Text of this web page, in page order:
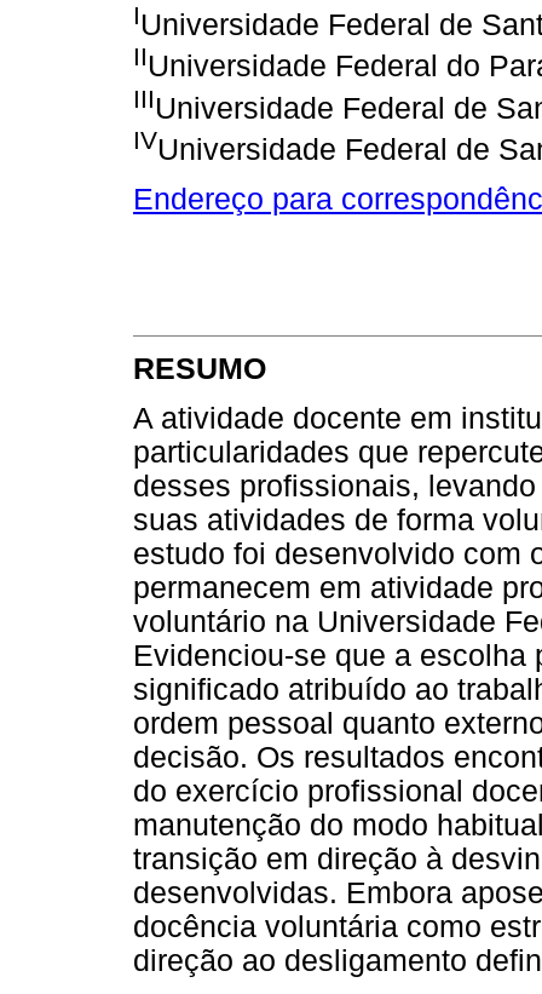
IUniversidade Federal de
IIUniversidade Federal do
IIIUniversidade Federal de
IVUniversidade Federal de
Endereço para
RESUMO
A atividade docente em
particularidades que
desses profissionais,
suas atividades de forma
estudo foi desenvolvido com
permanecem em atividade
voluntário na Universidade
Evidenciou-se que a
significado atribuído ao
ordem pessoal quanto
decisão. Os resultados
do exercício profissional
manutenção do modo
transição em direção à
desenvolvidas. Embora
docência voluntária como
direção ao desligamento